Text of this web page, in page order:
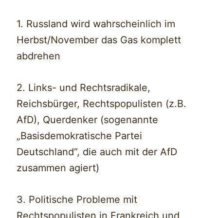
1. Russland wird wahrscheinlich im
Herbst/November das Gas komplett
abdrehen
2. Links- und Rechtsradikale,
Reichsbürger, Rechtspopulisten (z.B.
AfD), Querdenker (sogenannte
„Basisdemokratische Partei
Deutschland“, die auch mit der AfD
zusammen agiert)
3. Politische Probleme mit
Rechtspopulisten in Frankreich und